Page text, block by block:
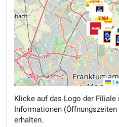
Klicke auf das Logo der Filiale
Informationen
erhalten.